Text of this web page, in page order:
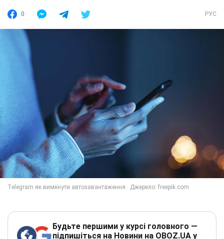
0 РУС
Будьте першими у курсі головного —
підпишіться на Новини на OBOZ.UA у